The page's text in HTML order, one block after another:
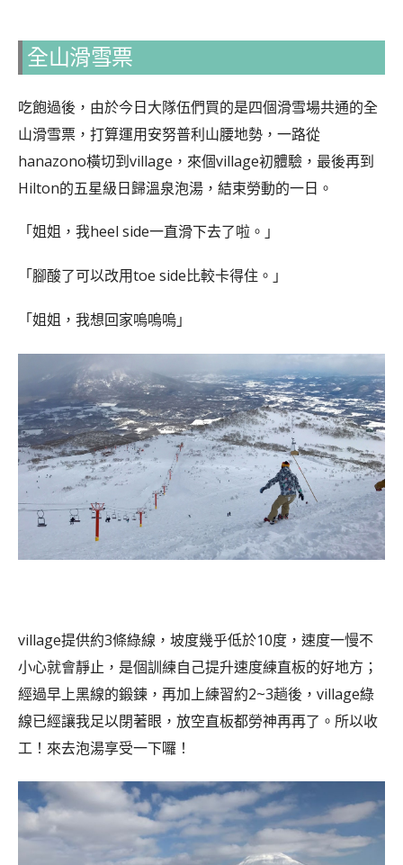
全山滑雪票
吃飽過後，由於今日大隊伍們買的是四個滑雪場共通的全
山滑雪票，打算運用安努普利山腰地勢，一路從
hanazono橫切到village，來個village初體驗，最後再到
Hilton的五星級日歸溫泉泡湯，結束勞動的一日。
「姐姐，我heel side一直滑下去了啦。」
「腳酸了可以改用toe side比較卡得住。」
「姐姐，我想回家嗚嗚嗚」
village提供約3條綠線，坡度幾乎低於10度，速度一慢不
小心就會靜止，是個訓練自己提升速度練直板的好地方；
經過早上黑線的鍛鍊，再加上練習約2~3趟後，village綠
線已經讓我足以閉著眼，放空直板都勞神再再了。 所以收
工！來去泡湯享受一下囉！